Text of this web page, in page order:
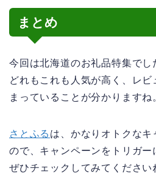
まとめ
今回は北海道のお礼品特集でし
どれもこれも人気が高く、レ
まっていることが分かりますね
さとふる は、かなりオトクな
ので、キャンペーンをトリガー
ぜひチェックしてみてください